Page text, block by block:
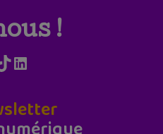
!
LinkedIn